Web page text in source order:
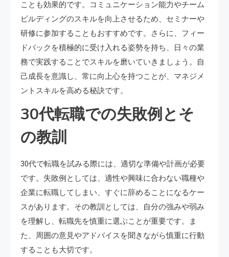
ことも効果的です。コミュニケーション能力やチーム
ビルディングのスキルを向上させるため、セミナーや
研修に参加することもおすすめです。さらに、フィー
ドバックを積極的に受け入れる姿勢を持ち、日々の業
務で実践することでスキルを磨いていきましょう。自
己成長を意識し、常に向上心を持つことが、マネジメ
ントスキルを高める秘訣です。
30代転職での失敗例とそ
の教訓
30代で転職を試みる際には、適切な準備や計画が必要
です。失敗例としては、適性や興味に合わない職種や
企業に転職してしまい、すぐに辞めることになるケー
スがあります。その教訓としては、自分の強みや弱み
を理解し、転職先を慎重に選ぶことが重要です。ま
た、周囲の意見やアドバイスを聞きながら慎重に行動
することも大切です。